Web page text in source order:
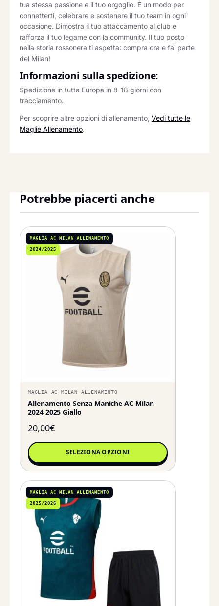
tua stessa passione e il tuo orgoglio. È un modo per
connetterti, celebrare e sostenere il tuo team in ogni
occasione. Dimostra il tuo attaccamento al club e
rafforza il tuo legame con la community. Il tuo posto
nella storia rossonera ti aspetta: compra ora e fai parte
del Milan!
Informazioni sulla spedizione:
Spedizione in tutta Europa in 8-18 giorni con
tracciamento.
Per scoprire altre opzioni di allenamento, Vedi tutte le
Maglie Allenamento.
Potrebbe piacerti anche
MAGLIA AC MILAN ALLENAMENTO
2024/2025
MAGLIA AC MILAN ALLENAMENTO
Allenamento Senza Maniche AC Milan
2024 2025 Giallo
20,00€
SELEZIONA OPZIONI
MAGLIA AC MILAN ALLENAMENTO
2025/2026